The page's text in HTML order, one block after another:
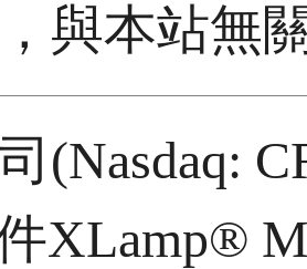
與本站無
(Nasdaq:
XLamp®